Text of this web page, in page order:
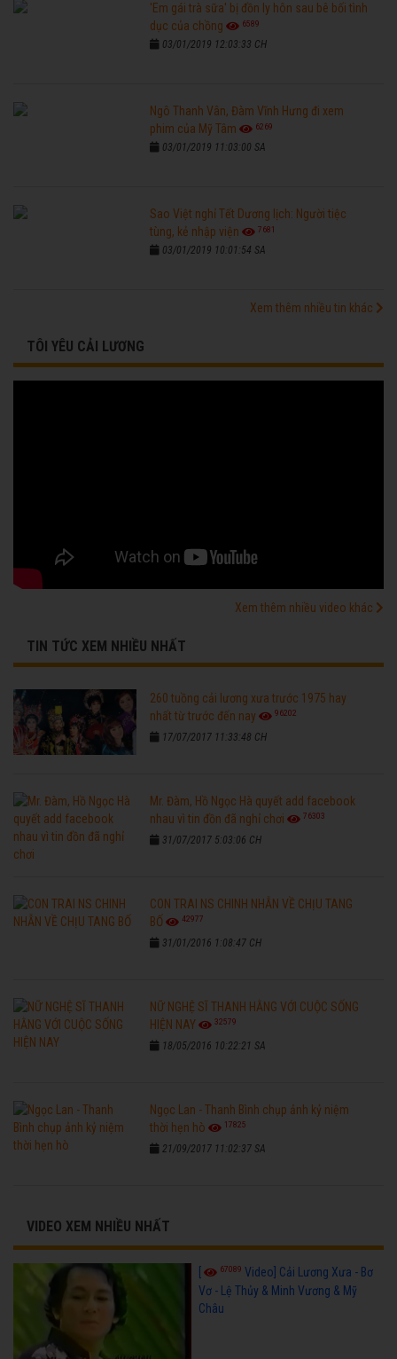
'Em gái trà sữa' bị đồn ly hôn sau bê bối tình
dục của chồng
6589
03/01/2019 12:03:33 CH
Ngô Thanh Vân, Đàm Vĩnh Hưng đi xem
phim của Mỹ Tâm
6269
03/01/2019 11:03:00 SA
Sao Việt nghỉ Tết Dương lịch: Người tiệc
tùng, kẻ nhập viện
7681
03/01/2019 10:01:54 SA
Xem thêm nhiều tin khác
TÔI YÊU CẢI LƯƠNG
Xem thêm nhiều video khác
TIN TỨC XEM NHIỀU NHẤT
260 tuồng cải lương xưa trước 1975 hay
nhất từ trước đến nay
96202
17/07/2017 11:33:48 CH
Mr. Đàm, Hồ Ngọc Hà quyết add facebook
nhau vì tin đồn đã nghỉ chơi
76303
31/07/2017 5:03:06 CH
CON TRAI NS CHINH NHẪN VỀ CHỊU TANG
BỐ
42977
31/01/2016 1:08:47 CH
NỮ NGHỆ SĨ THANH HẰNG VỚI CUỘC SỐNG
HIỆN NAY
32579
18/05/2016 10:22:21 SA
Ngọc Lan - Thanh Bình chụp ảnh kỷ niệm
thời hẹn hò
17825
21/09/2017 11:02:37 SA
VIDEO XEM NHIỀU NHẤT
[ 67089 Video] Cải Lương Xưa - Bơ
Vơ - Lệ Thủy & Minh Vương & Mỹ
Châu